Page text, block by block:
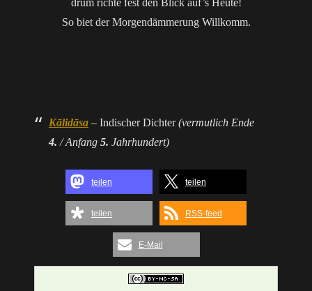
drum richte fest den Blick auf’s Heute!
So biet der Morgendämmerung Willkomm.
Kālidāsa – Indischer Dichter(vermutlich Ende
4. / Anfang 5. Jahrhundert)
teilen teilen
teilen RSS-feed
E-Mail